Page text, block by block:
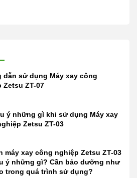
dẫn sử dụng Máy xay công
Zetsu ZT-07
ý những gì khi sử dụng Máy xay
Zetsu ZT-03
máy xay công nghiệp Zetsu ZT-03
ý những gì? Cần bảo dưỡng như
trong quá trình sử dụng?